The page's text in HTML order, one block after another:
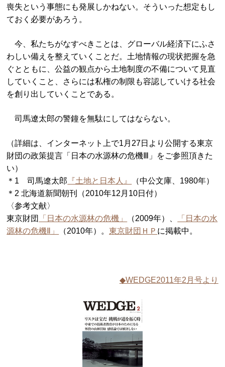
喪失という事態にも発展しかねない。そういった想定もし
ておく必要があろう。
今、私たちがなすべきことは、グローバル経済下にふさ
わしい備えを整えていくことだ。土地情報の現状把握を急
ぐとともに、公益の観点から土地制度の不備について見直
していくこと、さらには私権の制限も容認していける社会
を創り出していくことである。
司馬遼太郎の警鐘を無駄にしてはならない。
（詳細は、インターネット上で1月27日より公開する東京
財団の政策提言「日本の水源林の危機Ⅲ」をご参照頂きた
い）
＊1 司馬遼太郎 『土地と日本人』
（中公文庫、1980年）
＊2 北海道新聞朝刊（2010年12月10日付）
〈参考文献〉
東京財団
「日本の水源林の危機」 （2009年）、
「日本の水
源林の危機Ⅱ」
（2010年）。東京財団ＨＰ に掲載中。
◆WEDGE2011年2月号より